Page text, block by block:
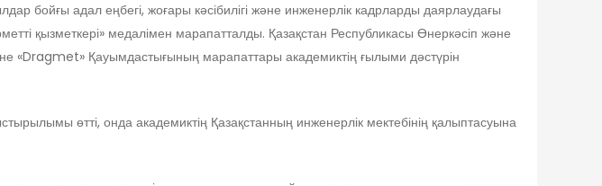
бойғы адал еңбегі, жоғары кәсібилігі және инженерлік кадрларды даярлаудағы
қызметкері» медалімен марапатталды. Қазақстан Республикасы Өнеркәсіп және
«Dragmet» Қауымдастығының марапаттары академиктің ғылыми дәстүрін
өтті, онда академиктің Қазақстанның инженерлік мектебінің қалыптасуына